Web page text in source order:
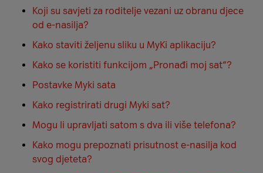
Koji su savjeti za roditelje vezani uz obranu djece
od e-nasilja?
Kako staviti željenu sliku u MyKi aplikaciju?
Kako se koristiti funkcijom „Pronađi moj sat“?
Postavke Myki sata
Kako registrirati drugi Myki sat?
Mogu li upravljati satom s dva ili više telefona?
Kako mogu prepoznati prisutnost e-nasilja kod
svog djeteta?